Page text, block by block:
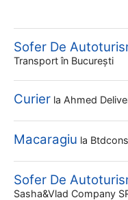
Sofer De
Transport în București
Curier la Ahmed
Macaragiu la
Sofer De
Sasha&vlad Company